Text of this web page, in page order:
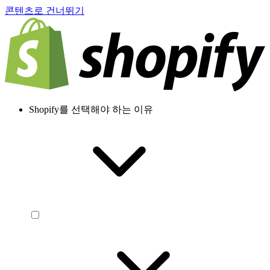
콘텐츠로 건너뛰기
Shopify를 선택해야 하는 이유